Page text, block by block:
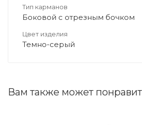
Тип карманов
Боковой с отрезным бочком
Цвет изделия
Темно-серый
Вам также может